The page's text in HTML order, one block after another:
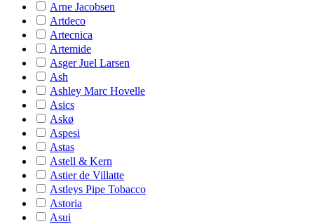
Arne Jacobsen
Artdeco
Artecnica
Artemide
Asger Juel Larsen
Ash
Ashley Marc Hovelle
Asics
Askø
Aspesi
Astas
Astell & Kern
Astier de Villatte
Astleys Pipe Tobacco
Astoria
Asui